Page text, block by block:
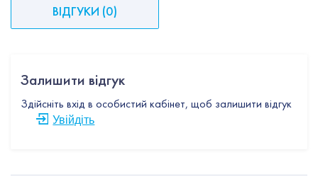
ВІДГУКИ (0)
Залишити відгук
Здійсніть вхід в особистий кабінет, щоб залишити відгук
Увійдіть